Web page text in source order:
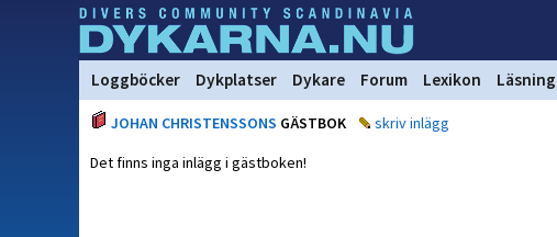
Loggböcker Dykplatser Dykare Forum Lexikon Läsning
JOHAN CHRISTENSSONS GÄSTBOK
skriv inlägg
Det finns inga inlägg i gästboken!